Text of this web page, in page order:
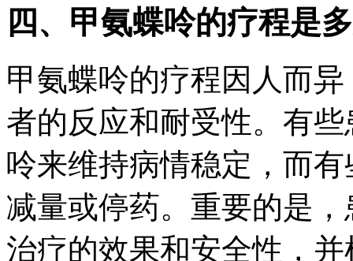
四、甲氨蝶呤的疗程是
甲氨蝶呤的疗程因人而
者的反应和耐受性。有
呤来维持病情稳定，而
减量或停药。重要的是
治疗的效果和安全性，